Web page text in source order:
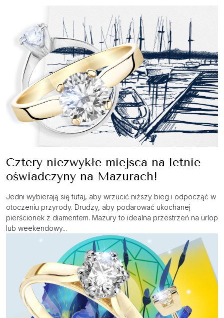
Cztery niezwykłe miejsca na letnie
oświadczyny na Mazurach!
Jedni wybierają się tutaj, aby wrzucić niższy bieg i odpocząć w
otoczeniu przyrody. Drudzy, aby podarować ukochanej
pierścionek z diamentem. Mazury to idealna przestrzeń na urlop
lub weekendowy...